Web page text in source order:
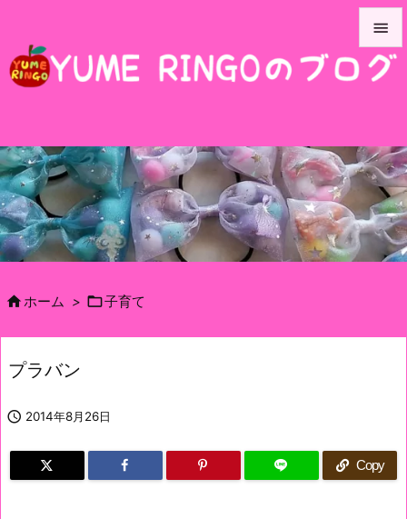



前へ

次へ

ホーム > 子育て
プラバン
 2014年8月26日
Copy